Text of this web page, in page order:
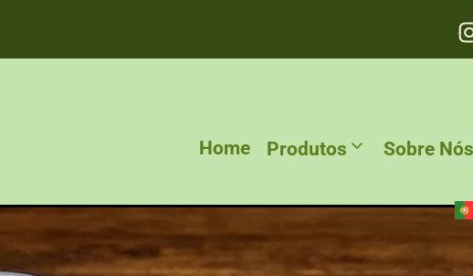
Home Produtos Sobre Nós